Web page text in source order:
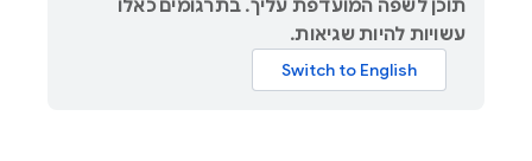
תוכן לשפה המועדפת עליך. בתרגומים כאלו
עשויות להיות שגיאות.